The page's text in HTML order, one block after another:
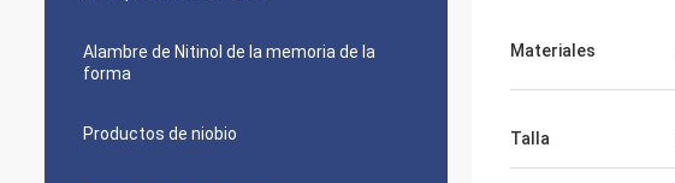
Alambre de Nitinol de la memoria de la
forma
Productos de niobio
Materiales
Talla